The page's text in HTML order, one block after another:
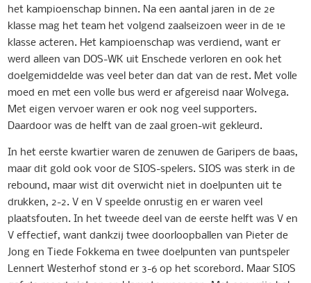
het kampioenschap binnen. Na een aantal jaren in de 2e
klasse mag het team het volgend zaalseizoen weer in de 1e
klasse acteren. Het kampioenschap was verdiend, want er
werd alleen van DOS-WK uit Enschede verloren en ook het
doelgemiddelde was veel beter dan dat van de rest. Met volle
moed en met een volle bus werd er afgereisd naar Wolvega.
Met eigen vervoer waren er ook nog veel supporters.
Daardoor was de helft van de zaal groen-wit gekleurd.
In het eerste kwartier waren de zenuwen de Garipers de baas,
maar dit gold ook voor de SIOS-spelers. SIOS was sterk in de
rebound, maar wist dit overwicht niet in doelpunten uit te
drukken, 2-2. V en V speelde onrustig en er waren veel
plaatsfouten. In het tweede deel van de eerste helft was V en
V effectief, want dankzij twee doorloopballen van Pieter de
Jong en Tiede Fokkema en twee doelpunten van puntspeler
Lennert Westerhof stond er 3-6 op het scorebord. Maar SIOS